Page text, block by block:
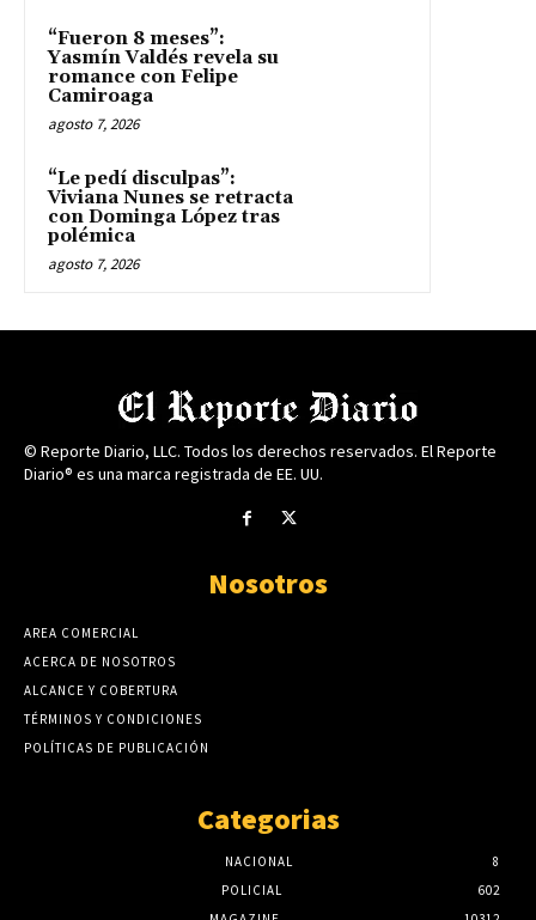
“Fueron 8 meses”:
Yasmín Valdés revela su
romance con Felipe
Camiroaga
agosto 7, 2026
“Le pedí disculpas”:
Viviana Nunes se retracta
con Dominga López tras
polémica
agosto 7, 2026
© Reporte Diario, LLC. Todos los derechos reservados. El Reporte
Diario® es una marca registrada de EE. UU.
Nosotros
AREA COMERCIAL
ACERCA DE NOSOTROS
ALCANCE Y COBERTURA
TÉRMINOS Y CONDICIONES
POLÍTICAS DE PUBLICACIÓN
Categorias
NACIONAL
8
POLICIAL
602